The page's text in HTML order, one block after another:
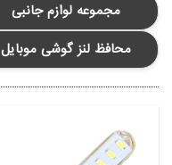
مجموعه لوازم جانبی
محافظ لنز گوشی موبایل